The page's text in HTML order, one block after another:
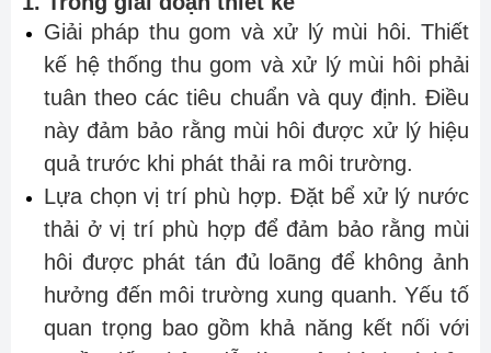
Giải pháp thu gom và xử lý mùi hôi. Thiết
kế hệ thống thu gom và xử lý mùi hôi phải
tuân theo các tiêu chuẩn và quy định. Điều
này đảm bảo rằng mùi hôi được xử lý hiệu
quả trước khi phát thải ra môi trường.
Lựa chọn vị trí phù hợp. Đặt bể xử lý nước
thải ở vị trí phù hợp để đảm bảo rằng mùi
hôi được phát tán đủ loãng để không ảnh
hưởng đến môi trường xung quanh. Yếu tố
quan trọng bao gồm khả năng kết nối với